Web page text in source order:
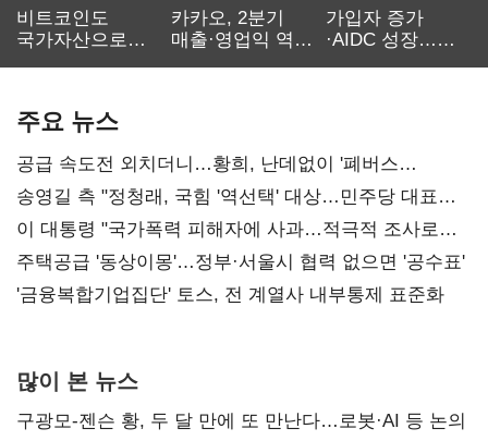
비트코인도
국가자산으로…'
카카오, 2분기
매출·영업익 역대
가입자 증가
·AIDC 성장…
주요 뉴스
공급 속도전 외치더니…황희, 난데없이 '폐버스
리모델링' 제안
송영길 측 "정청래, 국힘 '역선택' 대상…민주당 대표로
총선 지휘 못해"
이 대통령 "국가폭력 피해자에 사과…적극적 조사로
진실 밝혀야"
주택공급 '동상이몽'…정부·서울시 협력 없으면 '공수표'
'금융복합기업집단' 토스, 전 계열사 내부통제 표준화
많이 본 뉴스
구광모-젠슨 황, 두 달 만에 또 만난다…로봇·AI 등 논의